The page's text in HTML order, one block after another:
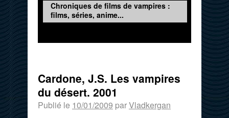
Chroniques de films de vampires :
films, séries, anime...
Cardone, J.S. Les vampires
du désert. 2001
Publié le 10/01/2009 parVladkergan